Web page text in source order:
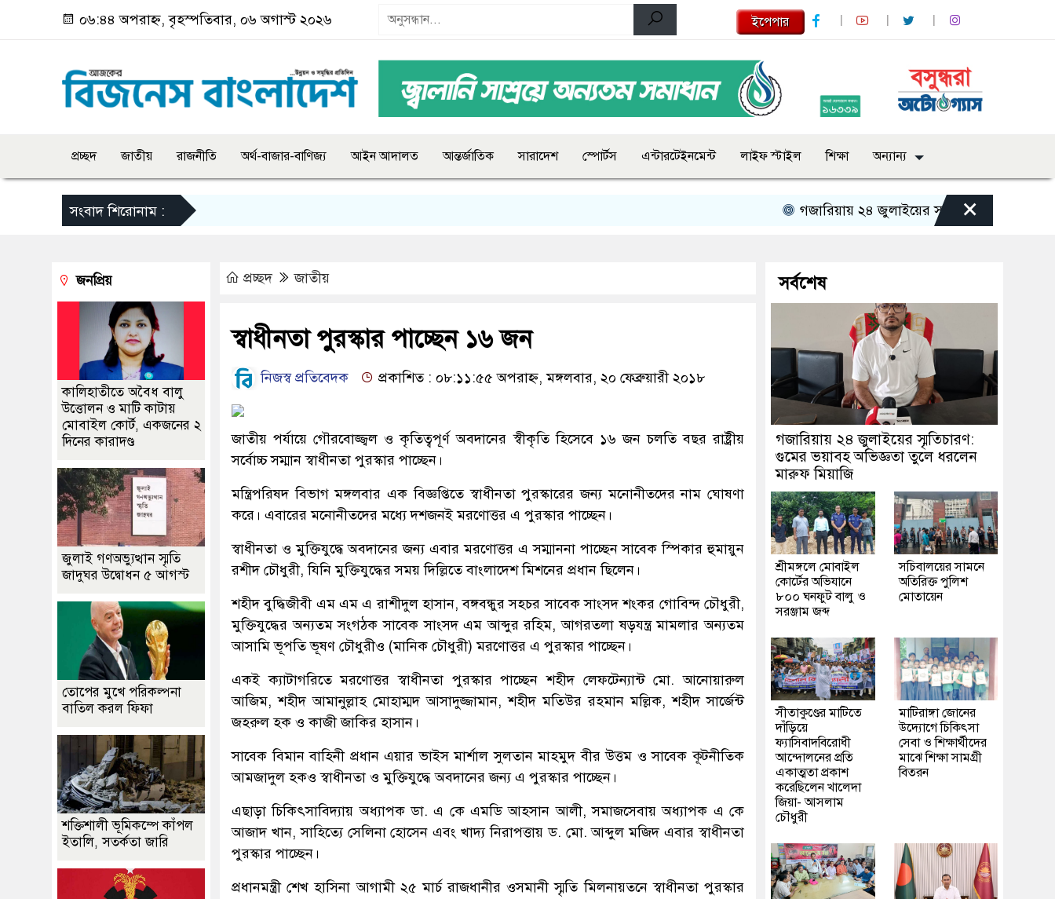
০৬:৪৪ অপরাহ্ন, বৃহস্পতিবার, ০৬ অগাস্ট ২০২৬ ইপেপার
প্রচ্ছদ জাতীয় রাজনীতি অর্থ-বাজার-বাণিজ্য আইন আদালত আন্তর্জাতিক সারাদেশ স্পোর্টস এন্টারটেইনমেন্ট লাইফ স্টাইল শিক্ষা অন্যান্য
সংবাদ শিরোনাম : গজারিয়ায় ২৪ জুলাইয়ের স্মৃতিচারণ: গুমের ভয়াবহ
×
প্রচ্ছদ জাতীয়
স্বাধীনতা পুরস্কার পাচ্ছেন ১৬ জন
নিজস্ব প্রতিবেদক প্রকাশিত : ০৮:১১:৫৫ অপরাহ্ন, মঙ্গলবার, ২০ ফেব্রুয়ারী ২০১৮
জাতীয় পর্যায়ে গৌরবোজ্জ্বল ও কৃতিত্বপূর্ণ অবদানের স্বীকৃতি হিসেবে ১৬ জন চলতি বছর রাষ্ট্রীয়
সর্বোচ্চ সম্মান স্বাধীনতা পুরস্কার পাচ্ছেন।
মন্ত্রিপরিষদ বিভাগ মঙ্গলবার এক বিজ্ঞপ্তিতে স্বাধীনতা পুরস্কারের জন্য মনোনীতদের নাম ঘোষণা
করে। এবারের মনোনীতদের মধ্যে দশজনই মরণোত্তর এ পুরস্কার পাচ্ছেন।
স্বাধীনতা ‍ও মুক্তিযুদ্ধে অবদানের জন্য এবার মরণোত্তর এ সম্মাননা পাচ্ছেন সাবেক স্পিকার হুমায়ুন
রশীদ চৌধুরী, যিনি মুক্তিযুদ্ধের সময় দিল্লিতে বাংলাদেশ মিশনের প্রধান ছিলেন।
শহীদ বুদ্ধিজীবী এম এম এ রাশীদুল হাসান, বঙ্গবন্ধুর সহচর সাবেক সাংসদ শংকর গোবিন্দ চৌধুরী,
মুক্তিযুদ্ধের অন্যতম সংগঠক সাবেক সাংসদ এম আব্দুর রহিম, আগরতলা ষড়যন্ত্র মামলার অন্যতম
আসামি ভূপতি ভূষণ চৌধুরীও (মানিক চৌধুরী) মরণোত্তর এ পুরস্কার পাচ্ছেন।
একই ক্যাটাগরিতে মরণোত্তর স্বাধীনতা পুরস্কার পাচ্ছেন শহীদ লেফটেন্যান্ট মো. আনোয়ারুল
আজিম, শহীদ আমানুল্লাহ মোহাম্মদ আসাদুজ্জামান, শহীদ মতিউর রহমান মল্লিক, শহীদ সার্জেন্ট
জহরুল হক ও কাজী জাকির হাসান।
সাবেক বিমান বাহিনী প্রধান এয়ার ভাইস মার্শাল সুলতান মাহমুদ বীর উত্তম ও সাবেক কূটনীতিক
আমজাদুল হকও স্বাধীনতা ‍ও মুক্তিযুদ্ধে অবদানের জন্য এ পুরস্কার পাচ্ছেন।
এছাড়া চিকিৎসাবিদ্যায় অধ্যাপক ডা. এ কে এমডি আহসান আলী, সমাজসেবায় অধ্যাপক এ কে
আজাদ খান, সাহিত্যে সেলিনা হোসেন এবং খাদ্য নিরাপত্তায় ড. মো. আব্দুল মজিদ এবার স্বাধীনতা
পুরস্কার পাচ্ছেন।
প্রধানমন্ত্রী শেখ হাসিনা আগামী ২৫ মার্চ রাজধানীর ওসমানী স্মৃতি মিলনায়তনে স্বাধীনতা পুরস্কার
জনপ্রিয়
কালিহাতীতে অবৈধ বালু
উত্তোলন ও মাটি কাটায়
মোবাইল কোর্ট, একজনের ২
দিনের কারাদণ্ড
জুলাই গণঅভ্যুত্থান স্মৃতি
জাদুঘর উদ্বোধন ৫ আগস্ট
তোপের মুখে পরিকল্পনা
বাতিল করল ফিফা
শক্তিশালী ভূমিকম্পে কাঁপল
ইতালি, সতর্কতা জারি
সর্বশেষ
গজারিয়ায় ২৪ জুলাইয়ের স্মৃতিচারণ:
গুমের ভয়াবহ অভিজ্ঞতা তুলে ধরলেন
মারুফ মিয়াজি
শ্রীমঙ্গলে মোবাইল
কোর্টের অভিযানে
৮০০ ঘনফুট বালু ও
সরঞ্জাম জব্দ
সচিবালয়ের সামনে
অতিরিক্ত পুলিশ
মোতায়েন
সীতাকুণ্ডের মাটিতে
দাঁড়িয়ে
ফ্যাসিবাদবিরোধী
আন্দোলনের প্রতি
একাত্মতা প্রকাশ
করেছিলেন খালেদা
জিয়া- আসলাম
চৌধুরী
মাটিরাঙ্গা জোনের
উদ্যোগে চিকিৎসা
সেবা ও শিক্ষার্থীদের
মাঝে শিক্ষা সামগ্রী
বিতরন